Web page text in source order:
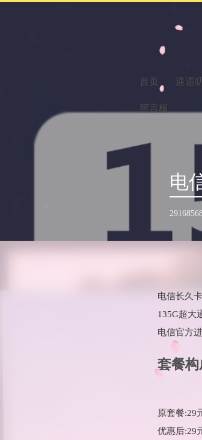
首页 逼逼叨
留言板
电
电信长久
135G超大
电信官方
套餐构
原套餐:29
优惠后:29